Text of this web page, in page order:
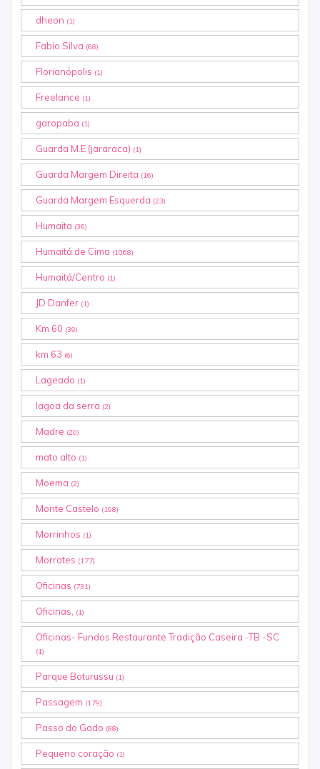
dheon (1)
Fabio Silva (68)
Florianópolis (1)
Freelance (1)
garopaba (1)
Guarda M.E (jararaca) (1)
Guarda Margem Direita (16)
Guarda Margem Esquerda (23)
Humaita (36)
Humaitá de Cima (1068)
Humaitá/Centro (1)
JD Danfer (1)
Km 60 (39)
km 63 (6)
Lageado (1)
lagoa da serra (2)
Madre (20)
mato alto (1)
Moema (2)
Monte Castelo (198)
Morrinhos (1)
Morrotes (177)
Oficinas (731)
Oficinas, (1)
Oficinas- Fundos Restaurante Tradição Caseira -TB -SC
(1)
Parque Boturussu (1)
Passagem (179)
Passo do Gado (88)
Pequeno coração (1)